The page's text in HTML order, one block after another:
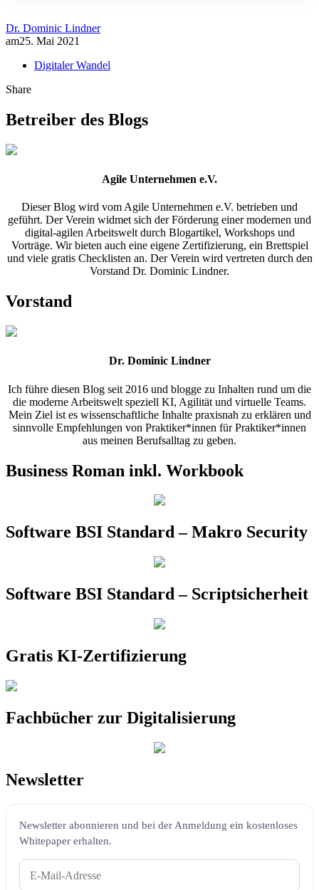
Dr. Dominic Lindner
am25. Mai 2021
Digitaler Wandel
Share
Betreiber des Blogs
Agile Unternehmen e.V.
Dieser Blog wird vom Agile Unternehmen e.V. betrieben und
geführt. Der Verein widmet sich der Förderung einer modernen und
digital-agilen Arbeitswelt durch Blogartikel, Workshops und
Vorträge. Wir bieten auch eine eigene Zertifizierung, ein Brettspiel
und viele gratis Checklisten an. Der Verein wird vertreten durch den
Vorstand Dr. Dominic Lindner.
Vorstand
Dr. Dominic Lindner
Ich führe diesen Blog seit 2016 und blogge zu Inhalten rund um die
die moderne Arbeitswelt speziell KI, Agilität und virtuelle Teams.
Mein Ziel ist es wissenschaftliche Inhalte praxisnah zu erklären und
sinnvolle Empfehlungen von Praktiker*innen für Praktiker*innen
aus meinen Berufsalltag zu geben.
Business Roman inkl. Workbook
Software BSI Standard – Makro Security
Software BSI Standard – Scriptsicherheit
Gratis KI-Zertifizierung
Fachbücher zur Digitalisierung
Newsletter
Newsletter abonnieren und bei der Anmeldung ein kostenloses
Whitepaper erhalten.